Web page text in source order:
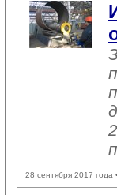
28 сентября 2017 года •